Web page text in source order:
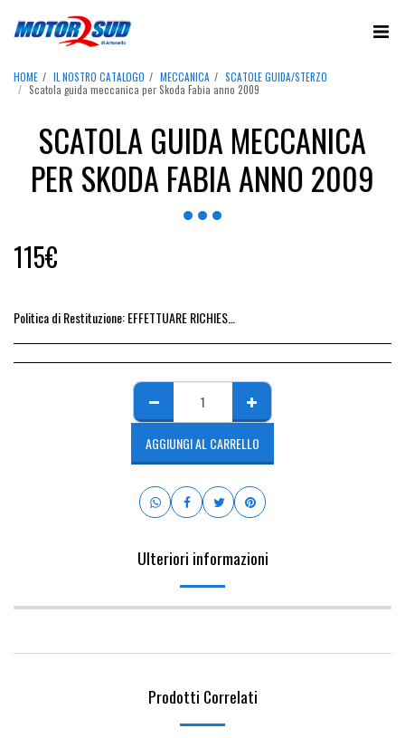
HOME IL NOSTRO CATALOGO MECCANICA
SCATOLE GUIDA/STERZO
Scatola guida meccanica per Skoda Fabia anno 2009
SCATOLA GUIDA MECCANICA
PER SKODA FABIA ANNO 2009
115€
Politica di Restituzione:EFFETTUARE RICHIESTA DI RESO ENTRO 14 GIORNI DALL&#039;ACQUISTO DEL RICAMBIO, IL RIMBORSO VIENE EMESSO ALLA CONSEGNA DEL RICAMBIO IN SEDE.
AGGIUNGI AL CARRELLO
Ulteriori informazioni
Prodotti Correlati